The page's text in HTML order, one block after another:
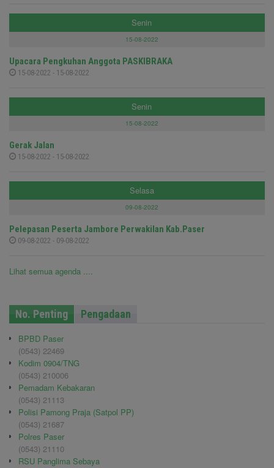
Senin
15-08-2022
Upacara Pengkuhan Anggota PASKIBRAKA
15-08-2022 - 15-08-2022
Senin
15-08-2022
Gerak Jalan
15-08-2022 - 15-08-2022
Selasa
09-08-2022
Pelepasan Peserta Jambore Perwakilan Kab.Paser
09-08-2022 - 09-08-2022
Lihat semua agenda ....
No. Penting Pengadaan
BPBD Paser
(0543) 22469
Kodim 0904/TNG
(0543) 210006
Pemadam Kebakaran
(0543) 21113
Polisi Pamong Praja (Satpol PP)
(0543) 21687
Polres Paser
(0543) 21110
RSU Panglima Sebaya